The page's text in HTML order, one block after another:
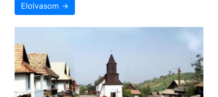
Elolvasom →